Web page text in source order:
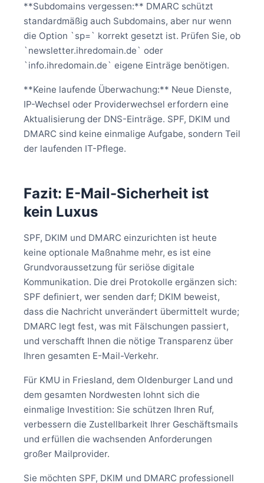
**Subdomains vergessen:** DMARC schützt
standardmäßig auch Subdomains, aber nur wenn
die Option `sp=` korrekt gesetzt ist. Prüfen Sie, ob
`newsletter.ihredomain.de` oder
`info.ihredomain.de` eigene Einträge benötigen.
**Keine laufende Überwachung:** Neue Dienste,
IP-Wechsel oder Providerwechsel erfordern eine
Aktualisierung der DNS-Einträge. SPF, DKIM und
DMARC sind keine einmalige Aufgabe, sondern Teil
der laufenden IT-Pflege.
Fazit: E-Mail-Sicherheit ist
kein Luxus
SPF, DKIM und DMARC einzurichten ist heute
keine optionale Maßnahme mehr, es ist eine
Grundvoraussetzung für seriöse digitale
Kommunikation. Die drei Protokolle ergänzen sich:
SPF definiert, wer senden darf; DKIM beweist,
dass die Nachricht unverändert übermittelt wurde;
DMARC legt fest, was mit Fälschungen passiert,
und verschafft Ihnen die nötige Transparenz über
Ihren gesamten E-Mail-Verkehr.
Für KMU in Friesland, dem Oldenburger Land und
dem gesamten Nordwesten lohnt sich die
einmalige Investition: Sie schützen Ihren Ruf,
verbessern die Zustellbarkeit Ihrer Geschäftsmails
und erfüllen die wachsenden Anforderungen
großer Mailprovider.
Sie möchten SPF, DKIM und DMARC professionell